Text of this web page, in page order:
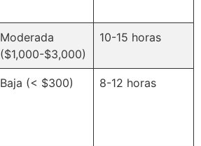
Moderada
($1,000-$3,000)
10-15 horas
Baja (< $300) 8-12 horas